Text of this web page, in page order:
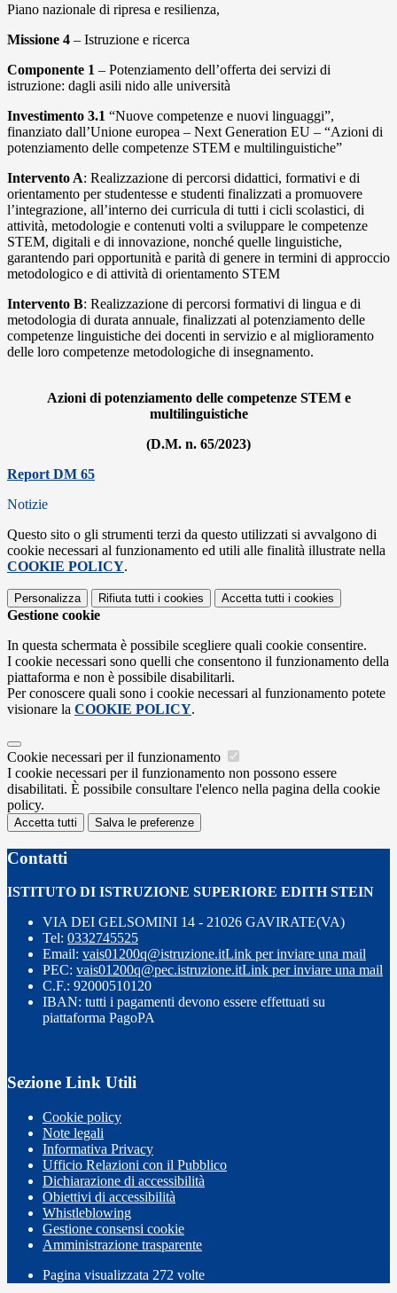
Piano nazionale di ripresa e resilienza,
Missione 4 – Istruzione e ricerca
Componente 1 – Potenziamento dell’offerta dei servizi di
istruzione: dagli asili nido alle università
Investimento 3.1 “Nuove competenze e nuovi linguaggi”,
finanziato dall’Unione europea – Next Generation EU – “Azioni di
potenziamento delle competenze STEM e multilinguistiche”
Intervento A: Realizzazione di percorsi didattici, formativi e di
orientamento per studentesse e studenti finalizzati a promuovere
l’integrazione, all’interno dei curricula di tutti i cicli scolastici, di
attività, metodologie e contenuti volti a sviluppare le competenze
STEM, digitali e di innovazione, nonché quelle linguistiche,
garantendo pari opportunità e parità di genere in termini di approccio
metodologico e di attività di orientamento STEM
Intervento B: Realizzazione di percorsi formativi di lingua e di
metodologia di durata annuale, finalizzati al potenziamento delle
competenze linguistiche dei docenti in servizio e al miglioramento
delle loro competenze metodologiche di insegnamento.
Azioni di potenziamento delle competenze STEM e
multilinguistiche
(D.M. n. 65/2023)
Report DM 65
Notizie
Questo sito o gli strumenti terzi da questo utilizzati si avvalgono di
cookie necessari al funzionamento ed utili alle finalità illustrate nella
COOKIE POLICY.
Personalizza Rifiuta tutti i cookies Accetta tutti i cookies
Gestione cookie
In questa schermata è possibile scegliere quali cookie consentire.
I cookie necessari sono quelli che consentono il funzionamento della
piattaforma e non è possibile disabilitarli.
Per conoscere quali sono i cookie necessari al funzionamento potete
visionare la COOKIE POLICY.
Cookie necessari per il funzionamento
I cookie necessari per il funzionamento non possono essere
disabilitati. È possibile consultare l'elenco nella pagina della cookie
policy.
Accetta tutti Salva le preferenze
Contatti
ISTITUTO DI ISTRUZIONE SUPERIORE EDITH STEIN
VIA DEI GELSOMINI 14 - 21026 GAVIRATE(VA)
Tel: 0332745525
Email: vais01200q@istruzione.itLink per inviare una mail
PEC: vais01200q@pec.istruzione.itLink per inviare una mail
C.F.: 92000510120
IBAN: tutti i pagamenti devono essere effettuati su
piattaforma PagoPA
Sezione Link Utili
Cookie policy
Note legali
Informativa Privacy
Ufficio Relazioni con il Pubblico
Dichiarazione di accessibilità
Obiettivi di accessibilità
Whistleblowing
Gestione consensi cookie
Amministrazione trasparente
Pagina visualizzata 272 volte